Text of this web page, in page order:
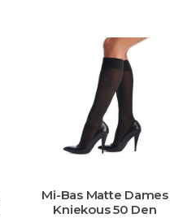
Mi-Bas Matte Dames
Kniekous 50 Den